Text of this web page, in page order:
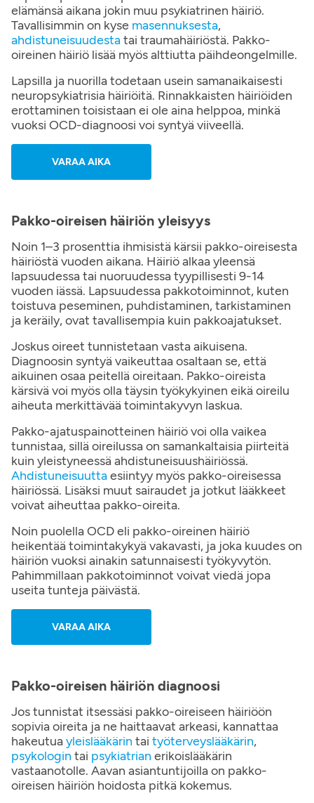
elämänsä aikana jokin muu psykiatrinen häiriö.
Tavallisimmin on kyse masennuksesta,
ahdistuneisuudestatai traumahäiriöstä. Pakko-
oireinen häiriö lisää myös alttiutta päihdeongelmille.
Lapsilla ja nuorilla todetaan usein samanaikaisesti
neuropsykiatrisia häiriöitä. Rinnakkaisten häiriöiden
erottaminen toisistaan ei ole aina helppoa, minkä
vuoksi OCD-diagnoosi voi syntyä viiveellä.
VARAA AIKA
Pakko-oireisen häiriön yleisyys
Noin 1–3 prosenttia ihmisistä kärsii pakko-oireisesta
häiriöstä vuoden aikana. Häiriö alkaa yleensä
lapsuudessa tai nuoruudessa tyypillisesti 9-14
vuoden iässä. Lapsuudessa pakkotoiminnot, kuten
toistuva peseminen, puhdistaminen, tarkistaminen
ja keräily, ovat tavallisempia kuin pakkoajatukset.
Joskus oireet tunnistetaan vasta aikuisena.
Diagnoosin syntyä vaikeuttaa osaltaan se, että
aikuinen osaa peitellä oireitaan. Pakko-oireista
kärsivä voi myös olla täysin työkykyinen eikä oireilu
aiheuta merkittävää toimintakyvyn laskua.
Pakko-ajatuspainotteinen häiriö voi olla vaikea
tunnistaa, sillä oireilussa on samankaltaisia piirteitä
kuin yleistyneessä ahdistuneisuushäiriössä.
Ahdistuneisuuttaesiintyy myös pakko-oireisessa
häiriössä. Lisäksi muut sairaudet ja jotkut lääkkeet
voivat aiheuttaa pakko-oireita.
Noin puolella OCD eli pakko-oireinen häiriö
heikentää toimintakykyä vakavasti, ja joka kuudes on
häiriön vuoksi ainakin satunnaisesti työkyvytön.
Pahimmillaan pakkotoiminnot voivat viedä jopa
useita tunteja päivästä.
VARAA AIKA
Pakko-oireisen häiriön diagnoosi
Jos tunnistat itsessäsi pakko-oireiseen häiriöön
sopivia oireita ja ne haittaavat arkeasi, kannattaa
hakeutuayleislääkärin tai työterveyslääkärin,
psykologin tai psykiatrian erikoislääkärin
vastaanotolle. Aavan asiantuntijoilla on pakko-
oireisen häiriön hoidosta pitkä kokemus.